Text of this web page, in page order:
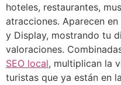
hoteles, restaurantes,
atracciones. Aparecen
y Display, mostrando tu
valoraciones.
SEO local, multiplican la
turistas que ya están en